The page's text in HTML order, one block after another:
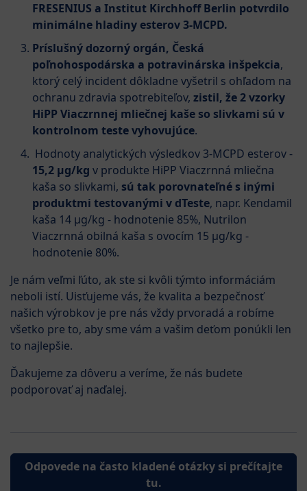
FRESENIUS a Institut Kirchhoff Berlin potvrdilo
minimálne hladiny esterov 3-MCPD.
Príslušný dozorný orgán, Česká
poľnohospodárska a potravinárska inšpekcia,
ktorý celý incident dôkladne vyšetril s ohľadom na
ochranu zdravia spotrebiteľov, zistil, že 2 vzorky
HiPP Viaczrnnej mliečnej kaše so slivkami sú v
kontrolnom teste vyhovujúce.
Hodnoty analytických výsledkov 3-MCPD esterov -
15,2 μg/kg v produkte HiPP Viaczrnná mliečna
kaša so slivkami, sú tak porovnateľné s inými
produktmi testovanými v dTeste, napr. Kendamil
kaša 14 μg/kg - hodnotenie 85%, Nutrilon
Viaczrnná obilná kaša s ovocím 15 μg/kg -
hodnotenie 80%.
Je nám veľmi ľúto, ak ste si kvôli týmto informáciám
neboli istí. Uisťujeme vás, že kvalita a bezpečnosť
našich výrobkov je pre nás vždy prvoradá a robíme
všetko pre to, aby sme vám a vašim deťom ponúkli len
to najlepšie.
Ďakujeme za dôveru a veríme, že nás budete
podporovať aj naďalej.
Odpovede na často kladené otázky si prečítajte
tu.